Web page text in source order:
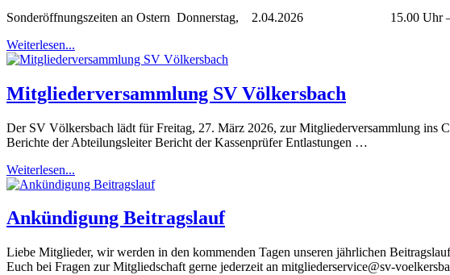
Sonderöffnungszeiten an Ostern Donnerstag, 2.04.2026 15.00 Uhr
Weiterlesen...
Mitgliederversammlung SV Völkersbach
Der SV Völkersbach lädt für Freitag, 27. März 2026, zur Mitgliederversammlung ins
Berichte der Abteilungsleiter Bericht der Kassenprüfer Entlastungen …
Weiterlesen...
Ankündigung Beitragslauf
Liebe Mitglieder, wir werden in den kommenden Tagen unseren jährlichen
Euch bei Fragen zur Mitgliedschaft gerne jederzeit an mitgliederservice@sv-